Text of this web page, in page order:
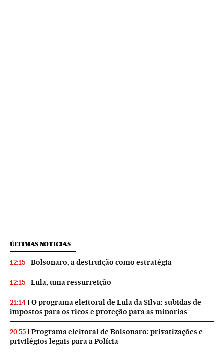
ÚLTIMAS NOTICIAS
12:15 Bolsonaro, a destruição como estratégia
12:15 Lula, uma ressurreição
21:14
O programa eleitoral de Lula da Silva: subidas de
impostos para os ricos e proteção para as minorias
20:55
Programa eleitoral de Bolsonaro: privatizações e
privilégios legais para a Polícia